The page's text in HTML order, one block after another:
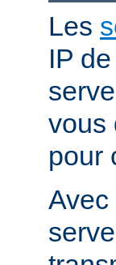
Les
IP
vous
pour
Avec